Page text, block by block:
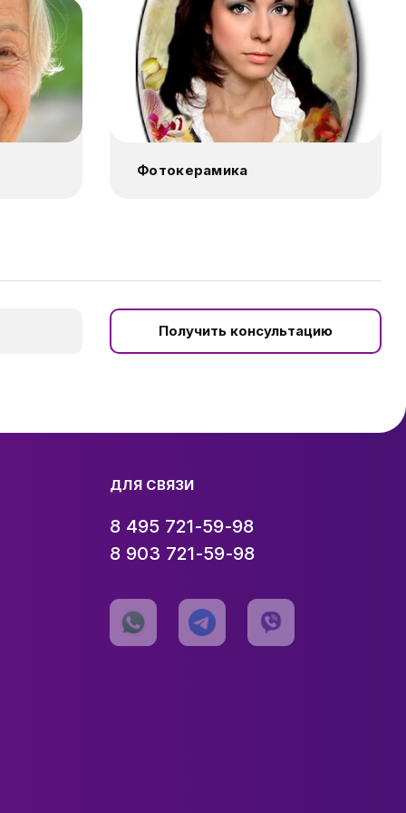
Фотокерамика
Получить консультацию
ДЛЯ СВЯЗИ
8 495 721-59-98
8 903 721-59-98